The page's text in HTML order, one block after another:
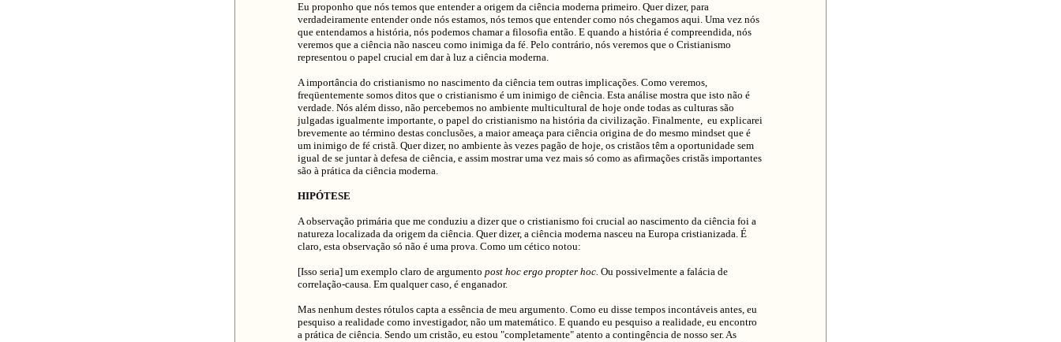
Eu proponho que nós temos que entender a origem da ciência moderna primeiro. Quer dizer, para
verdadeiramente entender onde nós estamos, nós temos que entender como nós chegamos aqui. Uma vez nós
que entendamos a história, nós podemos chamar a filosofia então. E quando a história é compreendida, nós
veremos que a ciência não nasceu como inimiga da fé. Pelo contrário, nós veremos que o Cristianismo
representou o papel crucial em dar à luz a ciência moderna.
A importância do cristianismo no nascimento da ciência tem outras implicações. Como veremos,
freqüentemente somos ditos que o cristianismo é um inimigo de ciência. Esta análise mostra que isto não é
verdade. Nós além disso, não percebemos no ambiente multicultural de hoje onde todas as culturas são
julgadas igualmente importante, o papel do cristianismo na história da civilização. Finalmente, eu explicarei
brevemente ao término destas conclusões, a maior ameaça para ciência origina de do mesmo mindset que é
um inimigo de fé cristã. Quer dizer, no ambiente às vezes pagão de hoje, os cristãos têm a oportunidade sem
igual de se juntar à defesa de ciência, e assim mostrar uma vez mais só como as afirmações cristãs importantes
são à prática da ciência moderna.
HIPÓTESE
A observação primária que me conduziu a dizer que o cristianismo foi crucial ao nascimento da ciência foi a
natureza localizada da origem da ciência. Quer dizer, a ciência moderna nasceu na Europa cristianizada. É
claro, esta observação só não é uma prova. Como um cético notou:
[Isso seria] um exemplo claro de argumento post hoc ergo propter hoc. Ou possivelmente a falácia de
correlação-causa. Em qualquer caso, é enganador.
Mas nenhum destes rótulos capta a essência de meu argumento. Como eu disse tempos incontáveis antes, eu
pesquiso a realidade como investigador, não um matemático. E quando eu pesquiso a realidade, eu encontro
a prática de ciência. Sendo um cristão, eu estou "completamente" atento a contingência de nosso ser. As